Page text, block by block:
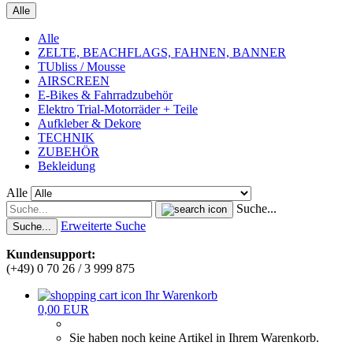
Alle
Alle
ZELTE, BEACHFLAGS, FAHNEN, BANNER
TUbliss / Mousse
AIRSCREEN
E-Bikes & Fahrradzubehör
Elektro Trial-Motorräder + Teile
Aufkleber & Dekore
TECHNIK
ZUBEHÖR
Bekleidung
Alle
Suche...
Suche... Erweiterte Suche
Kundensupport:
(+49) 0 70 26 / 3 999 875
Ihr Warenkorb
0,00 EUR
Sie haben noch keine Artikel in Ihrem Warenkorb.